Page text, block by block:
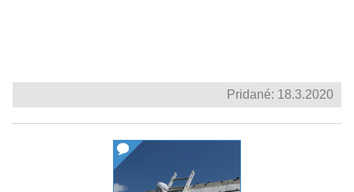
Pridané: 18.3.2020